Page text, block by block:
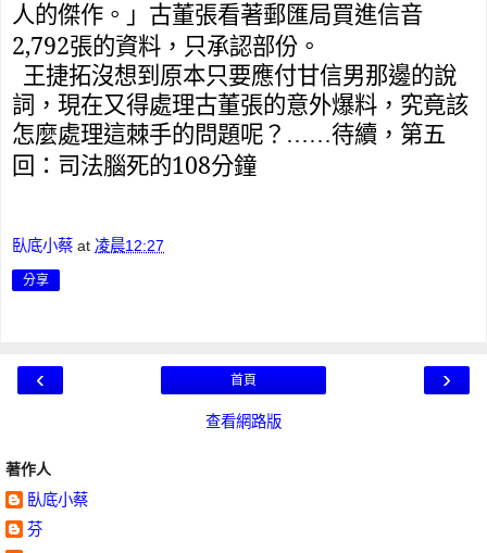
人的傑作。」古董張看著郵匯局買進信音
2,792張的資料，只承認部份。
王捷拓沒想到原本只要應付甘信男那邊的說
詞，現在又得處理古董張的意外爆料，究竟該
怎麼處理這棘手的問題呢？……待續，第五
回：司法腦死的108分鐘
臥底小蔡 at 凌晨12:27
分享
‹ ›
首頁
查看網路版
著作人
臥底小蔡
芬